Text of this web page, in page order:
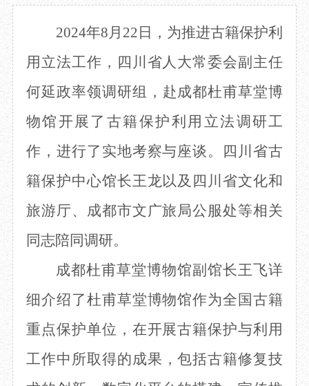
请
文创 杜甫草堂文创馆
数字文创
IP授权
草堂艺术中心
文创咨询
景点 正门
诗史堂
柴门
工部祠
少陵草堂碑亭
唐代遗址
大雅堂
草堂书院
2024年8月22日，为推进古籍保护利
用立法工作， 四川 省人大常委会副主任
何延政率领调研组 ， 赴成都杜甫草堂博
物馆开展了 古籍保护利用 立法调研工
作，进行了实地考察与座谈。
四川省古
籍保护中心馆长王龙以及四川省文化和
旅游厅、成都市文广旅局公服处等相关
同志陪同调研。
成都杜甫草堂博物馆副馆长王飞详
细介绍了杜甫草堂博物馆作为全国古籍
重点保护单位，在开展古籍保护与利用
工作中 所取得的成果 ，包括古籍修复技